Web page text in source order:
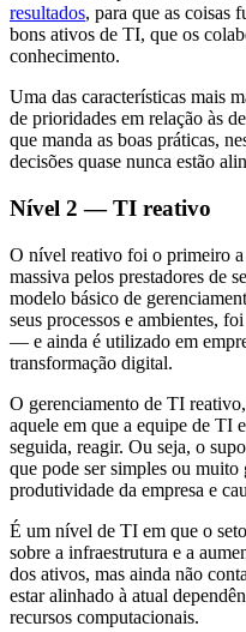
resultados, para que as coisas
bons ativos de TI, que os
conhecimento.
Uma das características mais
de prioridades em relação às
que manda as boas práticas,
decisões quase nunca estão
Nível 2 — TI reativo
O nível reativo foi o primeiro a
massiva pelos prestadores de
modelo básico de
seus processos e ambientes,
— e ainda é utilizado em
transformação digital.
O gerenciamento de TI
aquele em que a equipe de TI
seguida, reagir. Ou seja, o
que pode ser simples ou
produtividade da empresa e
É um nível de TI em que o
sobre a infraestrutura e a
dos ativos, mas ainda não
estar alinhado à atual
recursos computacionais.